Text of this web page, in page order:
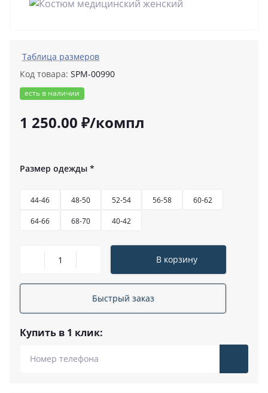
Таблица размеров
Код товара: SPM-00990
есть в наличии
1 250.00 ₽/компл
Размер одежды *
44-46 48-50 52-54 56-58 60-62
64-66 68-70 40-42
В корзину
Быстрый заказ
Купить в 1 клик: